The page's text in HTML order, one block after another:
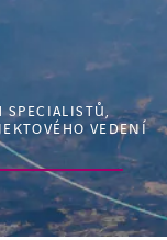
SPECIALISTŮ,
VEDENÍ